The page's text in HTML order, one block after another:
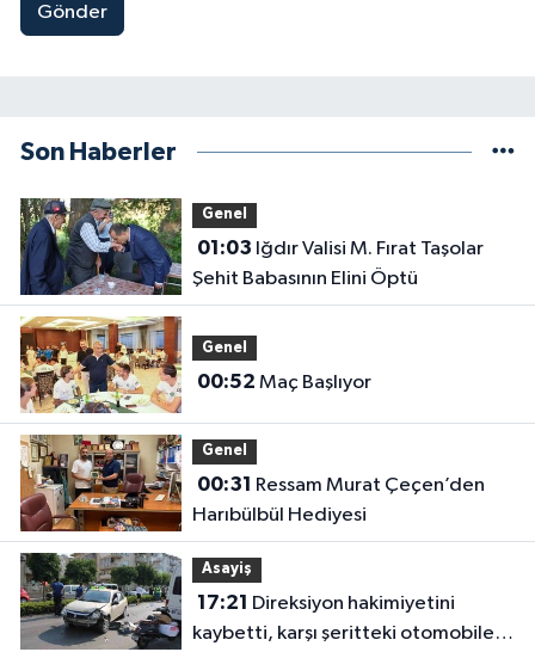
Gönder
Son Haberler
Genel
01:03
Şehit Babasının Elini Öptü
Genel
00:52 Maç Başlıyor
Genel
00:31
Harıbülbül Hediyesi
Asayiş
17:21
kaybetti, karşı şeritteki otomobile